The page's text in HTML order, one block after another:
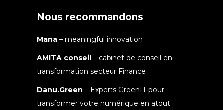
Nous recommandons
Mana – meaningful innovation
AMITA conseil – cabinet de conseil en
transformation secteur Finance
Danu.Green – Experts GreenIT pour
transformer votre numérique en atout